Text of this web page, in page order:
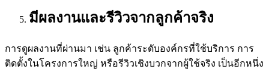
มีผลงานและรีวิวจากลูกค้าจริง
การดูผลงานที่ผ่านมา เช่น ลูกค้าระดับองค์กรที่ใช้บริการ การ
ติดตั้งในโครงการใหญ่ หรือรีวิวเชิงบวกจากผู้ใช้จริง เป็นอีกหนึ่ง